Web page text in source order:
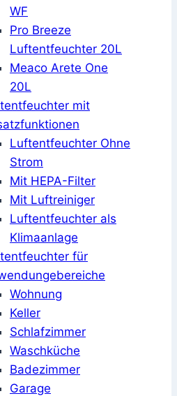
WF
Pro Breeze
Luftentfeuchter 20L
Meaco Arete One
20L
mit
Luftentfeuchter Ohne
Strom
Mit HEPA-Filter
Mit Luftreiniger
Luftentfeuchter als
Klimaanlage
für
Wohnung
Keller
Schlafzimmer
Waschküche
Badezimmer
Garage